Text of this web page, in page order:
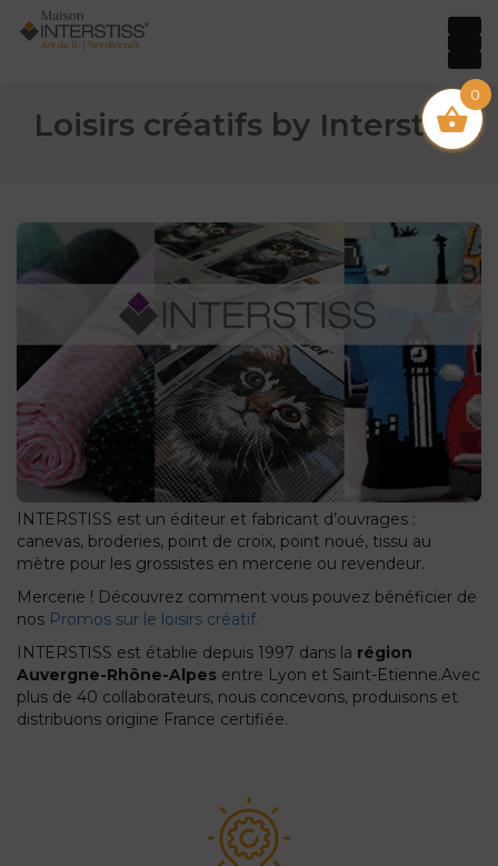
Loisirs créatifs by Interstiss
INTERSTISS est un éditeur et fabricant d’ouvrages :
canevas, broderies, point de croix, point noué, tissu au
mètre pour les grossistes en mercerie ou revendeur.
Mercerie ! Découvrez comment vous pouvez bénéficier de
nos Promos sur le loisirs créatif.
INTERSTISS est établie depuis 1997 dans la région
Auvergne-Rhône-Alpes entre Lyon et Saint-Etienne.Avec
plus de 40 collaborateurs, nous concevons, produisons et
distribuons origine France certifiée.
0